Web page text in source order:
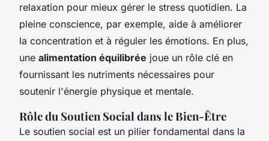
relaxation pour mieux gérer le stress quotidien. La
pleine conscience, par exemple, aide à améliorer
la concentration et à réguler les émotions. En plus,
une alimentation équilibrée joue un rôle clé en
fournissant les nutriments nécessaires pour
soutenir l'énergie physique et mentale.
Rôle du Soutien Social dans le Bien-Être
Le soutien social est un pilier fondamental dans la